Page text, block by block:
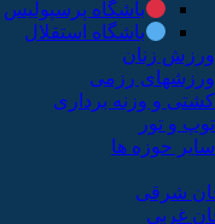
باشگاه پرسپولیس
باشگاه استقلال
ورزش زنان
ورزشهای رزمی
کشتی و وزنه برداری
توپ و تور
سایر حوزه ها
شرقی
غربی